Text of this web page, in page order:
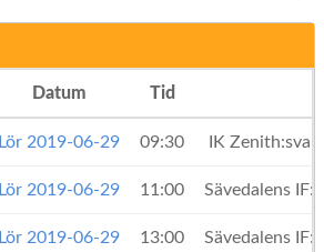
Datum Tid
Lör 2019-06-29 09:30 IK
Lör 2019-06-29 11:00 Sävedalens
Lör 2019-06-29 13:00 Sävedalens